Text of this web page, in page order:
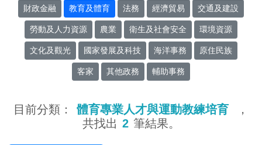
財政金融 教育及體育 法務 經濟貿易 交通及建設
勞動及人力資源 農業 衛生及社會安全 環境資源
文化及觀光 國家發展及科技 海洋事務 原住民族
客家 其他政務 輔助事務
目前分類： 體育專業人才與運動教練培育
，
共找出 2 筆結果。